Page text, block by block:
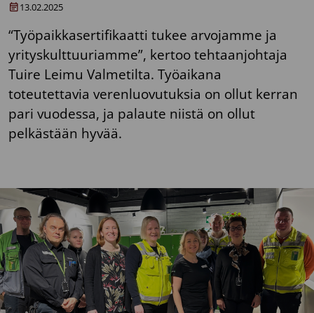
13.02.2025
“Työpaikkasertifikaatti tukee arvojamme ja
yrityskulttuuriamme”, kertoo tehtaanjohtaja
Tuire Leimu Valmetilta. Työaikana
toteutettavia verenluovutuksia on ollut kerran
pari vuodessa, ja palaute niistä on ollut
pelkästään hyvää.